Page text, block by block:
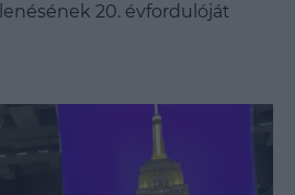
20. évfordulóját